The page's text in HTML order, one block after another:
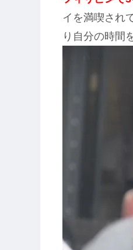
イを満喫され
り自分の時間